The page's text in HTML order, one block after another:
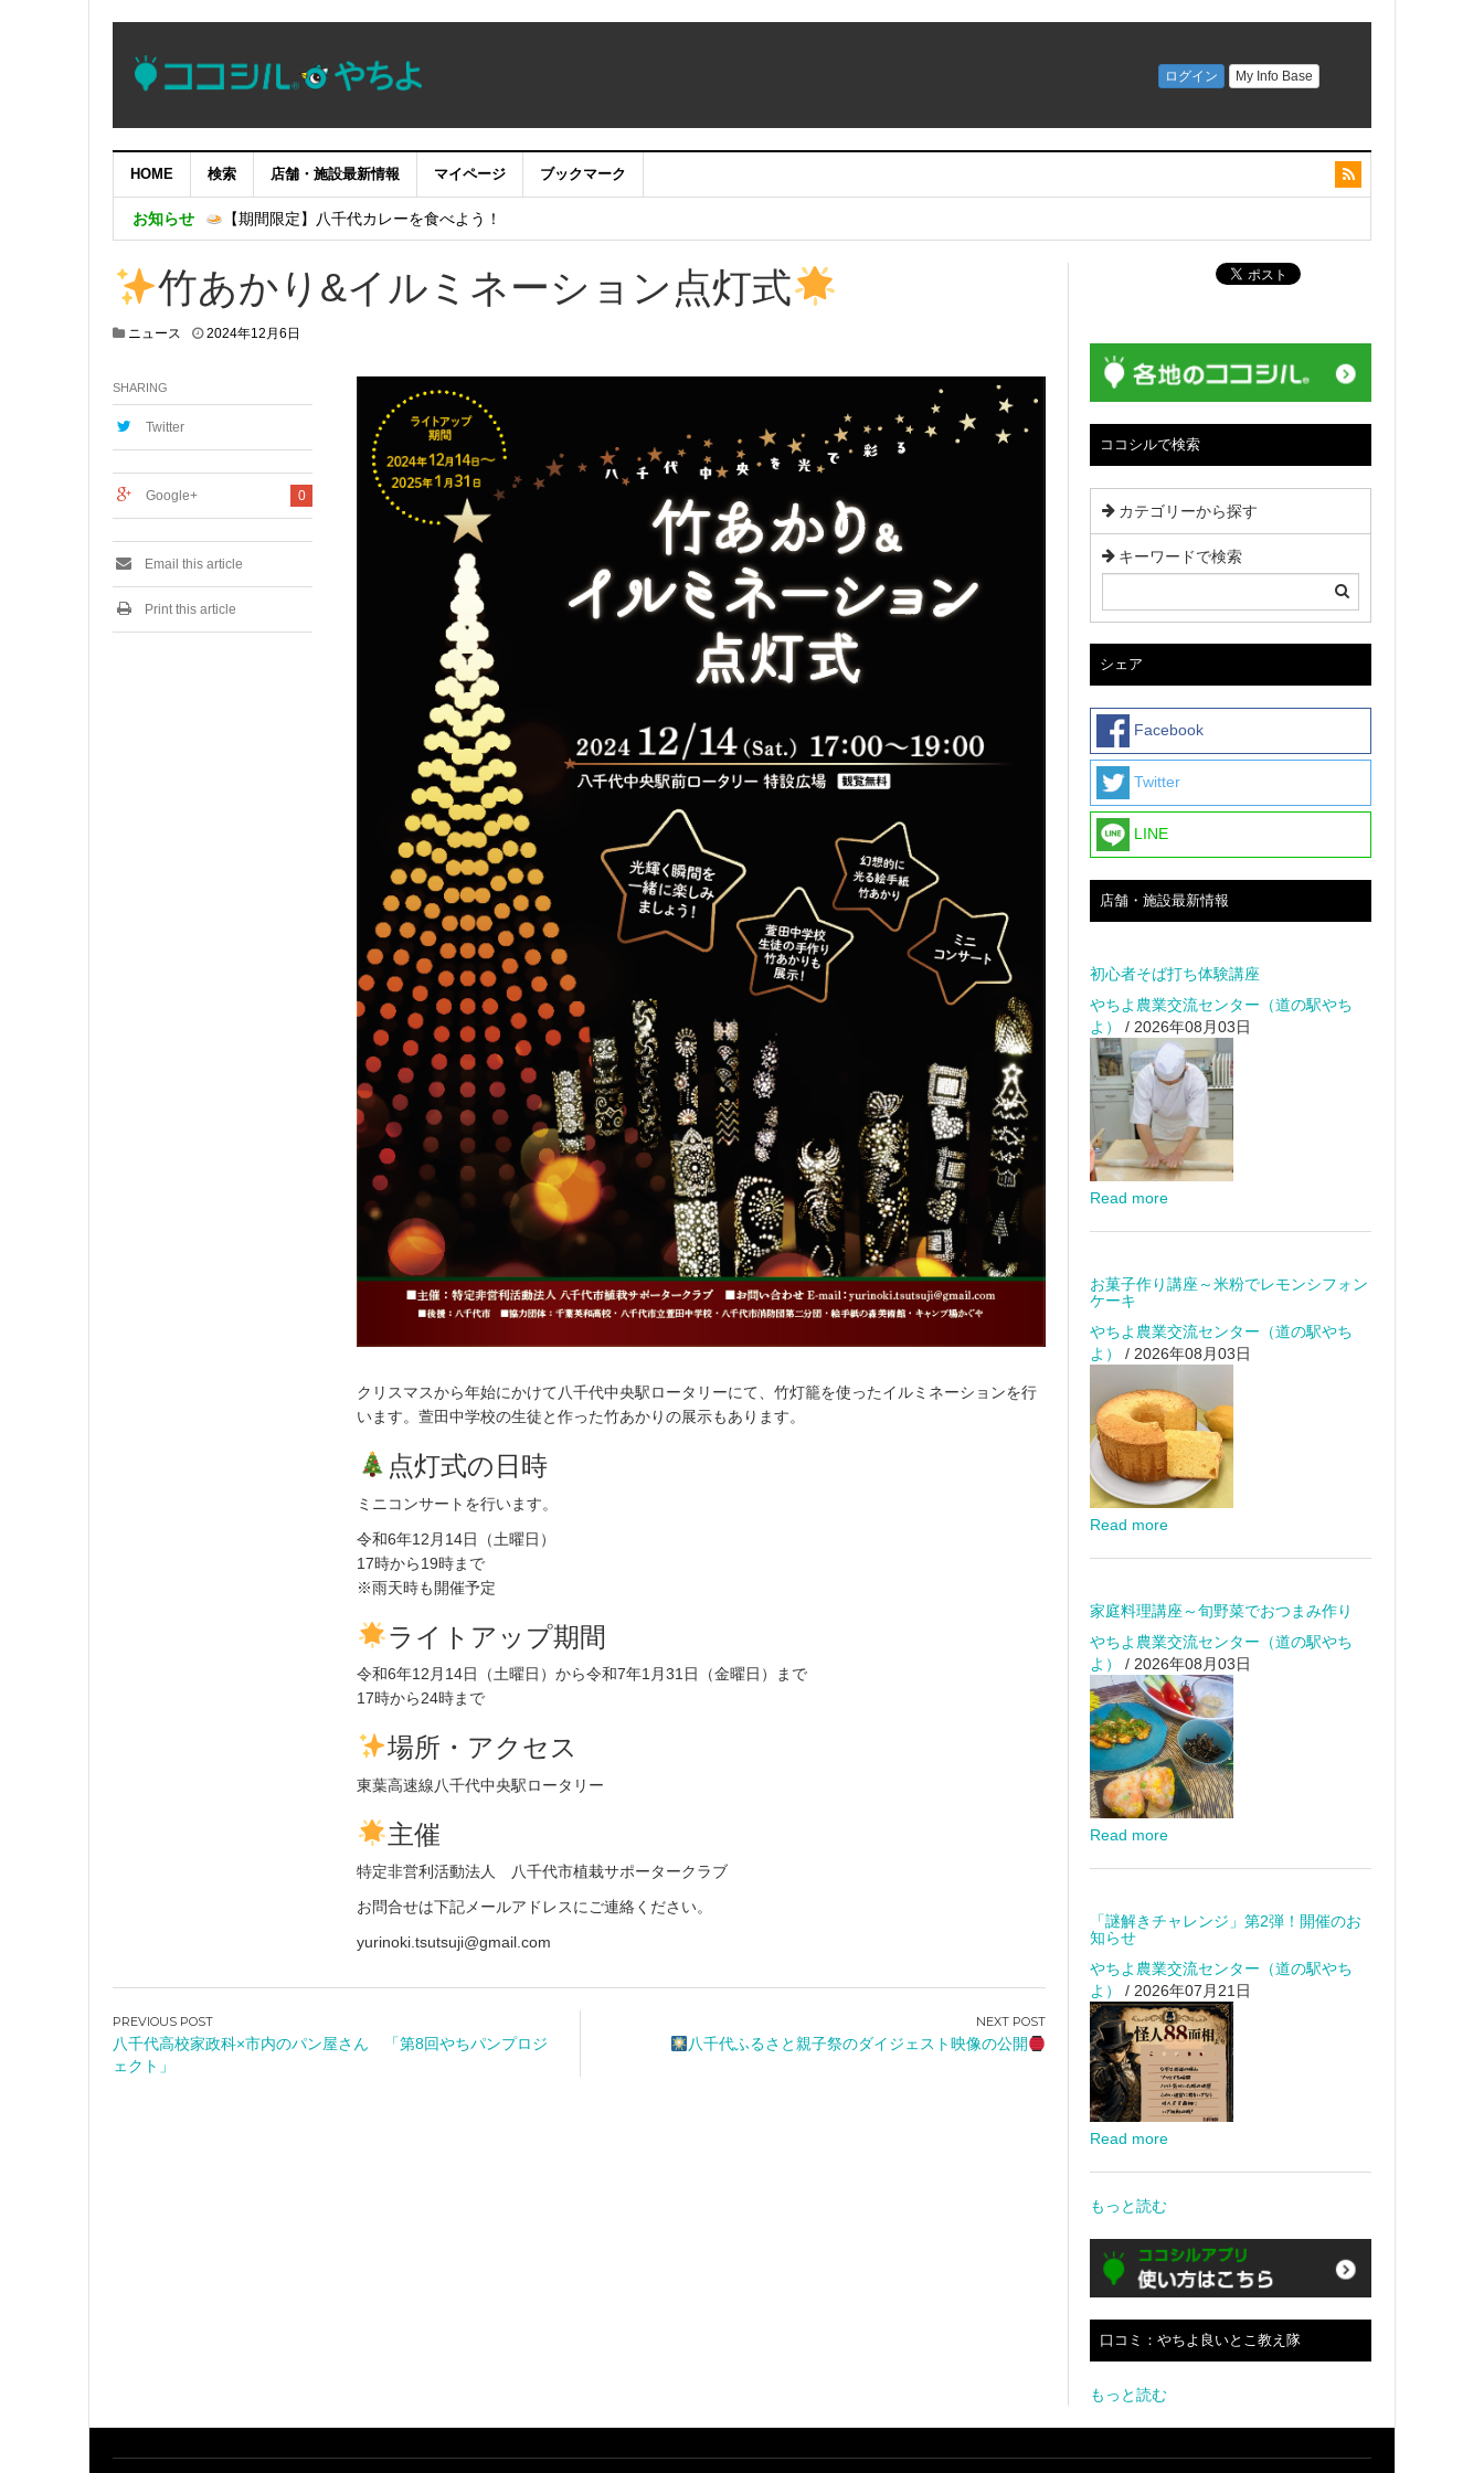
HOME 検索 店舗・施設最新情報 マイページ ブックマーク
お知らせ
やっちブランドセレクション2026 商品募集
【期間限定】八千代カレーを食べよう！
第５２回八千代ふるさと親子祭の開催について
緑が丘横丁 エンタメ祭り 2026
竹あかり&イルミネーション点灯式
ニュース 2024年12月6日
年
日
クリスマスから年始にかけて八千代中央駅ロータリーにて、竹灯籠を使ったイルミネーションを行
います。萱田中学校の生徒と作った竹あかりの展示もあります。
点灯式の日時
ミニコンサートを行います。
令和6年12月14日（土曜日）
17時から19時まで
※雨天時も開催予定
ライトアップ期間
令和6年12月14日（土曜日）から令和7年1月31日（金曜日）まで
17時から24時まで
場所・アクセス
東葉高速線八千代中央駅ロータリー
主催
特定非営利活動法人 八千代市植栽サポータークラブ
お問合せは下記メールアドレスにご連絡ください。
yurinoki.tsutsuji@gmail.com
SHARING
Twitter
0
Google+
Email this article
Print this article
投
稿
ナ
八千代高校家政科×市内のパン屋さん 「第8回やちパンプロジ
ェクト」
八千代ふるさと親子祭のダイジェスト映像の公開
ココシルで検索
カテゴリーから探す
キーワードで検索
シェア
Facebook
Twitter
LINE
店舗・施設最新情報
初心者そば打ち体験講座
やちよ農業交流センター（道の駅やち
よ）
/ 2026年08月03日
Read more
お菓子作り講座～米粉でレモンシフォン
ケーキ
やちよ農業交流センター（道の駅やち
よ）
/ 2026年08月03日
Read more
家庭料理講座～旬野菜でおつまみ作り
やちよ農業交流センター（道の駅やち
よ）
/ 2026年08月03日
Read more
「謎解きチャレンジ」第2弾！開催のお
知らせ
やちよ農業交流センター（道の駅やち
よ）
/ 2026年07月21日
Read more
もっと読む
口コミ：やちよ良いとこ教え隊
もっと読む